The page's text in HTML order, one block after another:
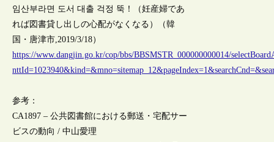
임산부라면 도서 대출 걱정 뚝！（妊産婦であ
れば図書貸し出しの心配がなくなる）（韓
国・唐津市,2019/3/18）
https://www.dangjin.go.kr/cop/bbs/BBSMSTR_000000000014/
参考：
CA1897 – 公共図書館における郵送・宅配サー
ビスの動向 / 中山愛理